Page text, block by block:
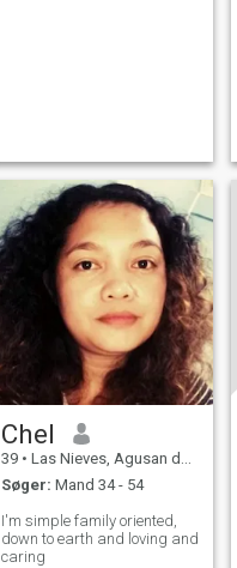
Chel
39 • Las Nieves, Agusan del Norte, Filippinerne
Søger: Mand 34 - 54
I'm simple family oriented,
down to earth and loving and
caring